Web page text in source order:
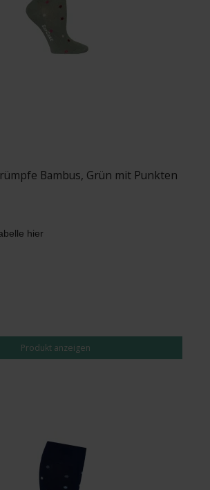
Bambus, Grün mit Punkten
hier
Produkt anzeigen